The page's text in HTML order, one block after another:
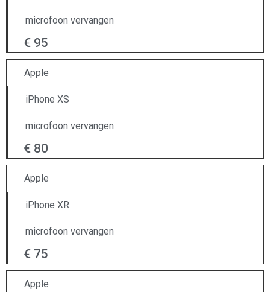
microfoon vervangen
€ 95
Apple
iPhone XS
microfoon vervangen
€ 80
Apple
iPhone XR
microfoon vervangen
€ 75
Apple